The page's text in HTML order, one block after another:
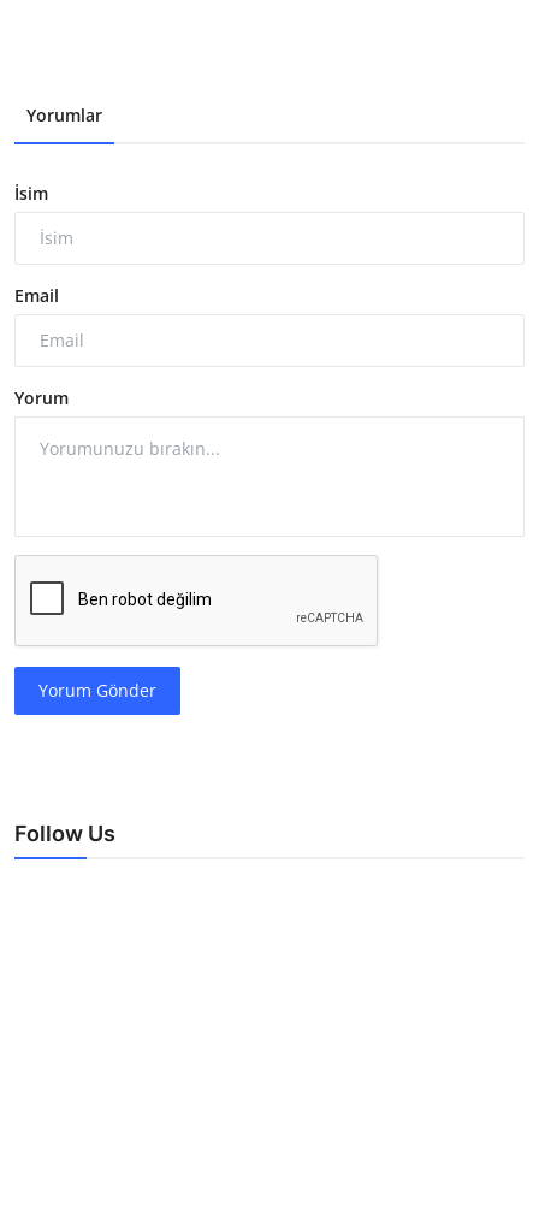
Yorumlar
İsim
Email
Yorum
Yorum Gönder
Follow Us